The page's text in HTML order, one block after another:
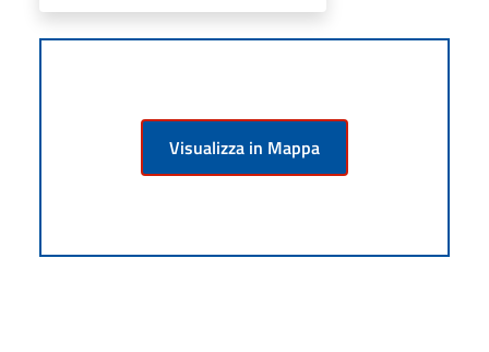
Visualizza in Mappa